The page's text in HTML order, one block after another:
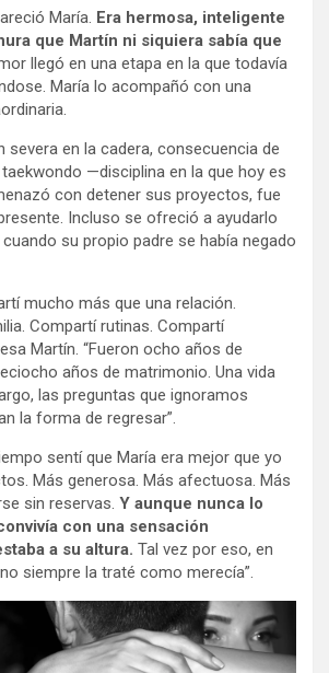
María. Era hermosa, inteligente
que Martín ni siquiera sabía que
llegó en una etapa en la que todavía
María lo acompañó con una
severa en la cadera, consecuencia de
—disciplina en la que hoy es
con detener sus proyectos, fue
Incluso se ofreció a ayudarlo
su propio padre se había negado
mucho más que una relación.
Compartí rutinas. Compartí
Martín. “Fueron ocho años de
años de matrimonio. Una vida
las preguntas que ignoramos
la forma de regresar”.
sentí que María era mejor que yo
Más generosa. Más afectuosa. Más
sin reservas. Y aunque nunca lo
con una sensación
a su altura. Tal vez por eso, en
siempre la traté como merecía”.